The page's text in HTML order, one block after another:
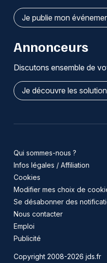
Je publie mon
Annonceurs
Discutons ensemble de
Je découvre les
Qui sommes-nous ?
Infos légales / Affiliation
Cookies
Modifier mes choix de
Se désabonner des
Nous contacter
Emploi
Publicité
Copyright 2008-2026 jds.fr